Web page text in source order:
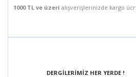
1000 TL ve üzeri alışverişlerinizde kargo
DERGİLERİMİZ HER YERDE !